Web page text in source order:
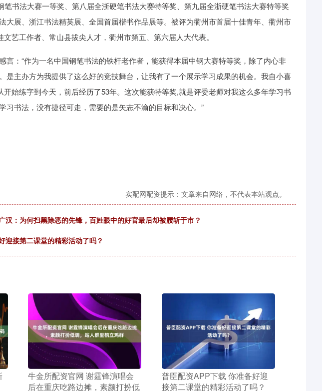
笔书法大赛一等奖、第八届全浙硬笔书法大赛特等奖、第九届全浙硬笔书法大赛特等奖
大展、浙江书法精英展、全国首届楷书作品展等。被评为衢州市首届十佳青年、衢州市
艺工作者、常山县拔尖人才，衢州市第五、第六届人大代表。
言：“作为一名中国钢笔书法的铁杆老作者，能获得本届中钢大赛特等奖，除了内心非
是主办方为我提供了这么好的竞技舞台，让我有了一个展示学习成果的机会。我自小喜
开始练字到今天，前后经历了53年。这次能获特等奖,就是评委老师对我这么多年学习书
习书法，没有捷径可走，需要的是矢志不渝的目标和决心。”
实配网配资提示：文章来自网络，不代表本站观点。
汉：为何扫黑除恶的先锋，百姓眼中的好官最后却被腰斩于市？
迎接第二课堂的精彩活动了吗？
​牛金所配资官网 谢霆锋演唱会
后在重庆吃路边摊，素颜打扮低
​普臣配资APP下载 你准备好迎
接第二课堂的精彩活动了吗？